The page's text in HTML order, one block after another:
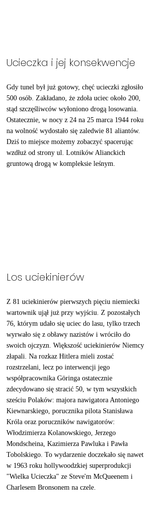
Ucieczka i jej konsekwencje
Gdy tunel był już gotowy, chęć ucieczki zgłosiło
500 osób. Zakładano, że zdoła uciec około 200,
stąd szczęśliwców wyłoniono drogą losowania.
Ostatecznie, w nocy z 24 na 25 marca 1944 roku
na wolność wydostało się zaledwie 81 aliantów.
Dziś to miejsce możemy zobaczyć spacerując
wzdłuż od strony ul. Lotników Alianckich
gruntową drogą w kompleksie leśnym.
Los uciekinierów
Z 81 uciekinierów pierwszych pięciu niemiecki
wartownik ujął już przy wyjściu. Z pozostałych
76, którym udało się uciec do lasu, tylko trzech
wyrwało się z obławy nazistów i wróciło do
swoich ojczyzn. Większość uciekinierów Niemcy
złapali. Na rozkaz Hitlera mieli zostać
rozstrzelani, lecz po interwencji jego
współpracownika Göringa ostatecznie
zdecydowano się stracić 50, w tym wszystkich
sześciu Polaków: majora nawigatora Antoniego
Kiewnarskiego, porucznika pilota Stanisława
Króla oraz poruczników nawigatorów:
Włodzimierza Kolanowskiego, Jerzego
Mondscheina, Kazimierza Pawluka i Pawła
Tobolskiego. To wydarzenie doczekało się nawet
w 1963 roku hollywoodzkiej superprodukcji
"Wielka Ucieczka" ze Steve'm McQueenem i
Charlesem Bronsonem na czele.